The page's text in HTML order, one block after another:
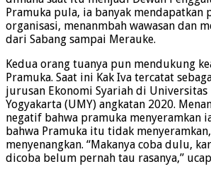
Pramuka pula, ia banyak mendapatkan
organisasi, menanmbah wawasan dan
dari Sabang sampai Merauke.
Kedua orang tuanya pun mendukung
Pramuka. Saat ini Kak Iva tercatat
jurusan Ekonomi Syariah di
Yogyakarta (UMY) angkatan 2020.
negatif bahwa pramuka menyeramkan
bahwa Pramuka itu tidak
menyenangkan. “Makanya coba dulu,
dicoba belum pernah tau rasanya,”